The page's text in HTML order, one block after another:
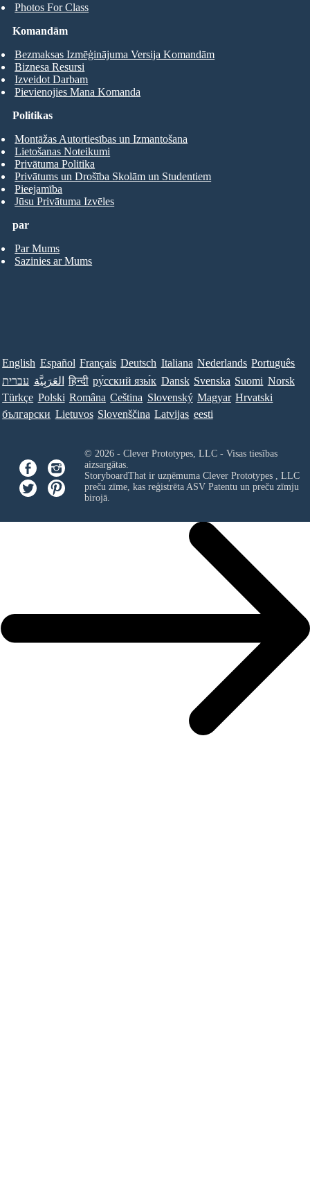
Photos For Class
Komandām
Bezmaksas Izmēģinājuma Versija Komandām
Biznesa Resursi
Izveidot Darbam
Pievienojies Mana Komanda
par
Par Mums
Sazinies ar Mums
Politikas
Montāžas Autortiesības un Izmantošana
Lietošanas Noteikumi
Privātuma Politika
Privātums un Drošība Skolām un Studentiem
Pieejamība
Jūsu Privātuma Izvēles
English Español Français Deutsch Italiana Nederlands Português
עברית العَرَبِيَّة हिन्दी ру́сский язы́к Dansk Svenska Suomi Norsk
Türkçe Polski Româna Ceština Slovenský Magyar Hrvatski
български Lietuvos Slovenščina Latvijas eesti
© 2026 - Clever Prototypes, LLC - Visas tiesības
aizsargātas.
StoryboardThat ir uzņēmuma Clever Prototypes , LLC
preču zīme, kas reģistrēta ASV Patentu un preču zīmju
birojā.